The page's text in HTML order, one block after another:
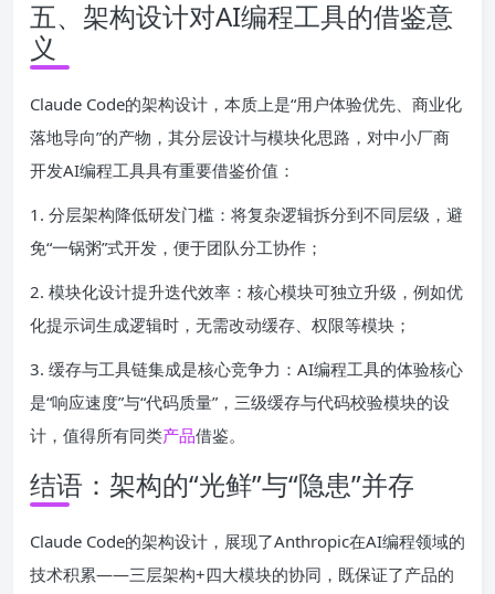
五、架构设计对AI编程工具的借鉴意
义
Claude Code的架构设计，本质上是“用户体验优先、商业化
落地导向”的产物，其分层设计与模块化思路，对中小厂商
开发AI编程工具具有重要借鉴价值：
1. 分层架构降低研发门槛：将复杂逻辑拆分到不同层级，避
免“一锅粥”式开发，便于团队分工协作；
2. 模块化设计提升迭代效率：核心模块可独立升级，例如优
化提示词生成逻辑时，无需改动缓存、权限等模块；
3. 缓存与工具链集成是核心竞争力：AI编程工具的体验核心
是“响应速度”与“代码质量”，三级缓存与代码校验模块的设
计，值得所有同类产品借鉴。
结语：架构的“光鲜”与“隐患”并存
Claude Code的架构设计，展现了Anthropic在AI编程领域的
技术积累——三层架构+四大模块的协同，既保证了产品的